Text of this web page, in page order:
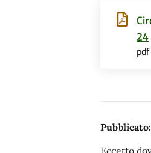
24
Pubblicato:
Eccetto